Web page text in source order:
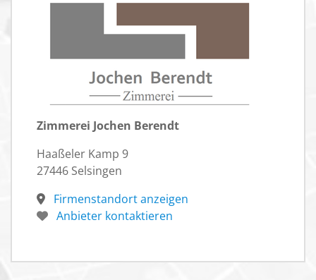
Zimmerei Jochen Berendt
Haaßeler Kamp 9
27446 Selsingen
Firmenstandort anzeigen
Anbieter kontaktieren